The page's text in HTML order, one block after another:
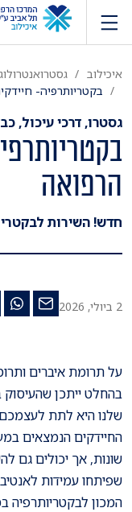
איכילוב
בקטריותרפיה-
גסטרו, דרכי עיכול,
הרפואה
חדש! השירות
2 ביולי, 2026
על תרומת איברים
בהחלט ייתכן
שלנו היא לתת
החיידקים הנמצאים
שונות, אך יכולים גם
שפיתחו עמידות
המכון לבקטריותרפיה